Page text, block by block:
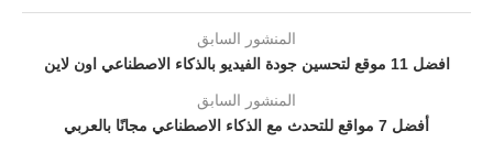
المنشور السابق
افضل 11 موقع لتحسين جودة الفيديو بالذكاء الاصطناعي اون لاين
المنشور السابق
أفضل 7 مواقع للتحدث مع الذكاء الاصطناعي مجانًا بالعربي